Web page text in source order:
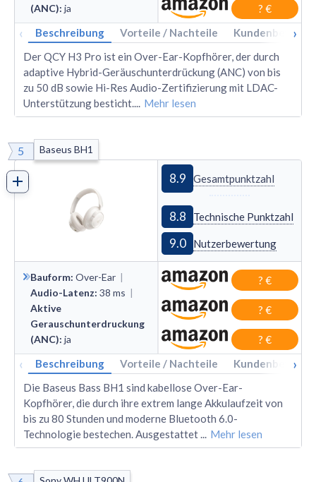
(ANC): ja ? €
‹ Beschreibung Vorteile / Nachteile ›
Der QCY H3 Pro ist ein Over-Ear-Kopfhörer, der durch
adaptive Hybrid-Geräuschunterdrückung (ANC) von bis
zu 50 dB sowie Hi-Res Audio-Zertifizierung mit LDAC-
Unterstützung besticht.... Mehr lesen
5 Baseus BH1
8.9 Gesamtpunktzahl
8.8 Technische Punktzahl
9.0 Nutzerbewertung
Bauform: Over-Ear |
Audio-Latenz: 38 ms |
Aktive
Gerauschunterdruckung
(ANC): ja
? €
? €
? €
‹ Beschreibung Vorteile / Nachteile ›
Die Baseus Bass BH1 sind kabellose Over-Ear-
Kopfhörer, die durch ihre extrem lange Akkulaufzeit von
bis zu 80 Stunden und moderne Bluetooth 6.0-
Technologie bestechen. Ausgestattet... Mehr lesen